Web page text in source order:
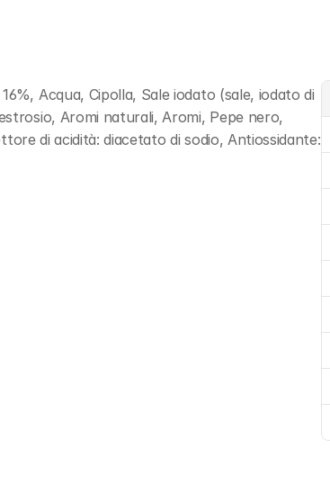
Acqua, Cipolla, Sale iodato (sale, iodato di
Aromi naturali, Aromi, Pepe nero,
di acidità: diacetato di sodio, Antiossidante: